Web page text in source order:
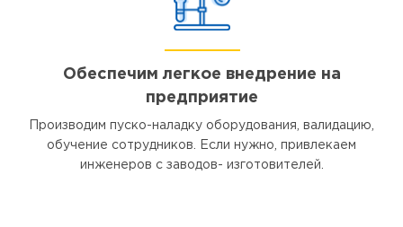
Обеспечим легкое внедрение на
предприятие
Производим пуско-наладку оборудования, валидацию,
обучение сотрудников. Если нужно, привлекаем
инженеров с заводов- изготовителей.